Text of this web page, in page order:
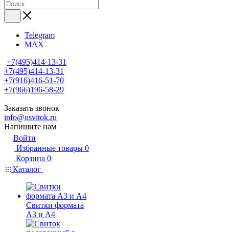
Telegram
MAX
+7(495)414-13-31
+7(495)414-13-31
+7(916)416-51-70
+7(966)196-58-29
Заказать звонок
info@usvitok.ru
Напишите нам
Войти
Избранные товары 0
Корзина 0
Каталог
Свитки формата
А3 и А4